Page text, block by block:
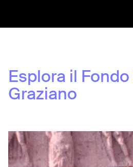
Esplora il Fondo
Graziano